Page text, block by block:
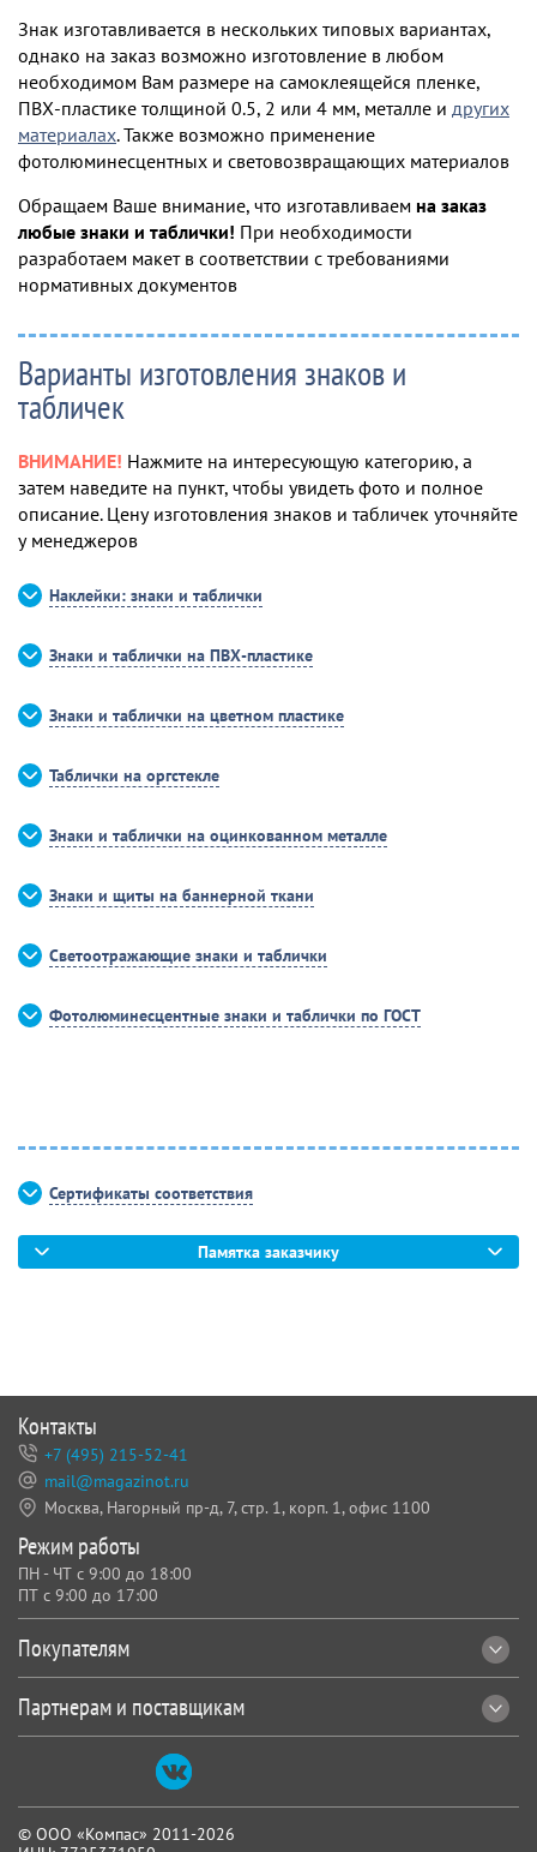
Знак изготавливается в нескольких типовых вариантах,
однако на заказ возможно изготовление в любом
необходимом Вам размере на самоклеящейся пленке,
ПВХ-пластике толщиной 0.5, 2 или 4 мм, металле и других
материалах. Также возможно применение
фотолюминесцентных и световозвращающих материалов
Обращаем Ваше внимание, что изготавливаем на заказ
любые знаки и таблички! При необходимости
разработаем макет в соответствии с требованиями
нормативных документов
Варианты изготовления знаков и
табличек
ВНИМАНИЕ! Нажмите на интересующую категорию, а
затем наведите на пункт, чтобы увидеть фото и полное
описание. Цену изготовления знаков и табличек уточняйте
у менеджеров
Наклейки: знаки и таблички
Знаки и таблички на ПВХ-пластике
Знаки и таблички на цветном пластике
Таблички на оргстекле
Знаки и таблички на оцинкованном металле
Знаки и щиты на баннерной ткани
Светоотражающие знаки и таблички
Фотолюминесцентные знаки и таблички по ГОСТ
Сертификаты соответствия
Памятка заказчику
© ООО «Компас» 2011-2026
Покупателям
Партнерам и поставщикам
Контакты
+7 (495) 215-52-41
mail@magazinot.ru
Москва, Нагорный пр-д, 7, стр. 1, корп. 1, офис 1100
Режим работы
ПН - ЧТ с 9:00 до 18:00
ПТ с 9:00 до 17:00